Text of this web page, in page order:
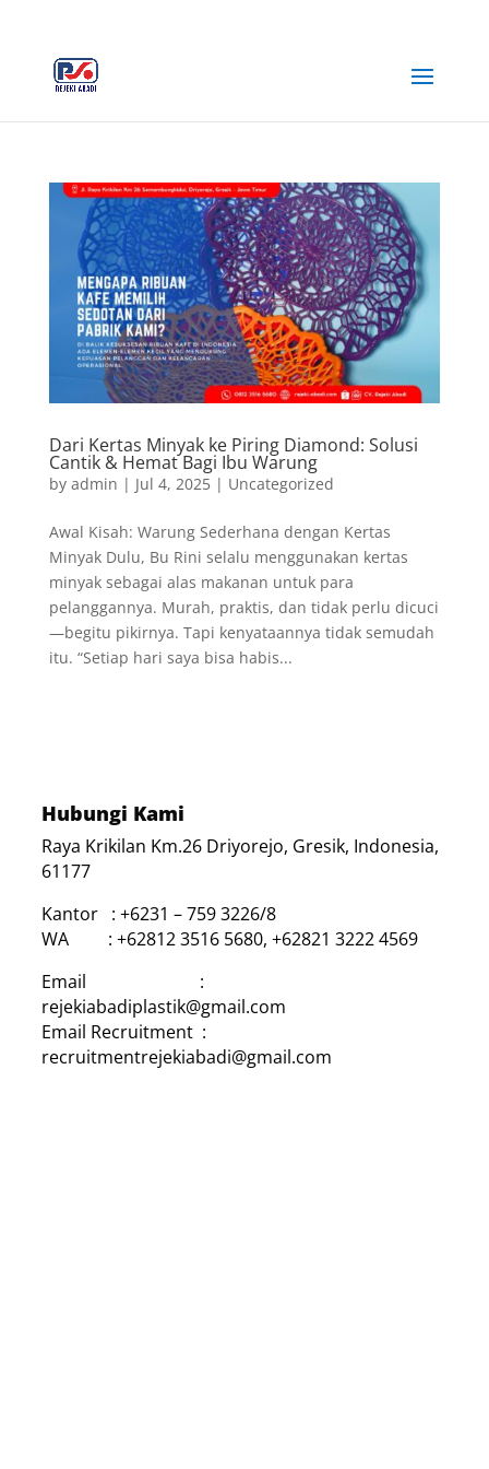
Dari Kertas Minyak ke Piring Diamond: Solusi
Cantik & Hemat Bagi Ibu Warung
by admin | Jul 4, 2025| Uncategorized
Awal Kisah: Warung Sederhana dengan Kertas
Minyak Dulu, Bu Rini selalu menggunakan kertas
minyak sebagai alas makanan untuk para
pelanggannya. Murah, praktis, dan tidak perlu dicuci
—begitu pikirnya. Tapi kenyataannya tidak semudah
itu. “Setiap hari saya bisa habis...
Hubungi Kami
Raya Krikilan Km.26 Driyorejo, Gresik, Indonesia,
61177
Kantor : +6231 – 759 3226/8
WA : +62812 3516 5680, +62821 3222 4569
Email :
rejekiabadiplastik@gmail.com
Email Recruitment :
recruitmentrejekiabadi@gmail.com